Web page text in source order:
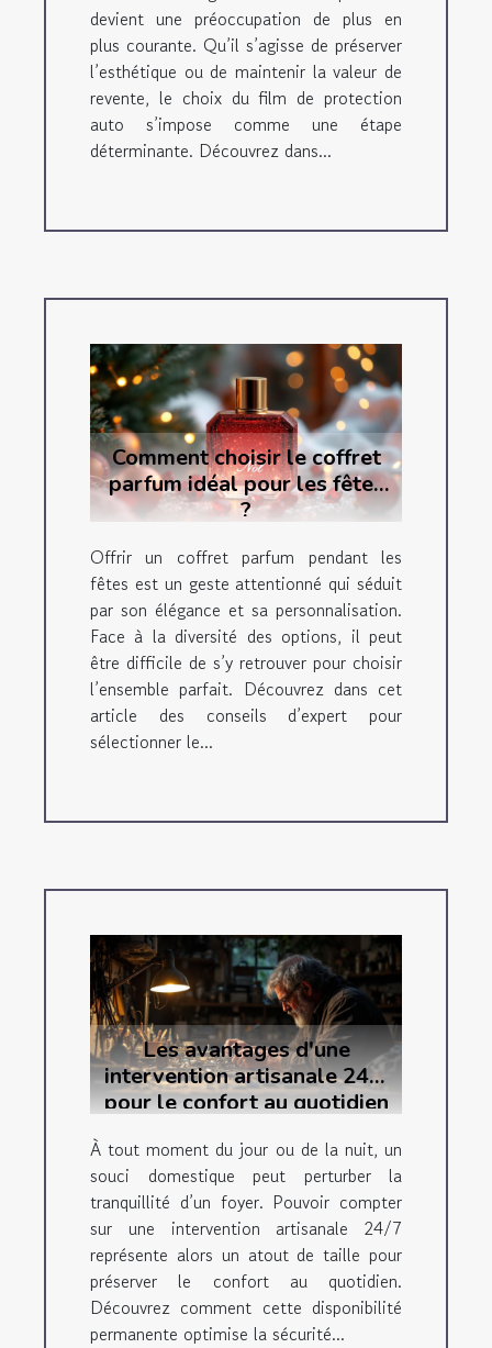
devient une préoccupation de plus en
plus courante. Qu’il s’agisse de préserver
l’esthétique ou de maintenir la valeur de
revente, le choix du film de protection
auto s’impose comme une étape
déterminante. Découvrez dans...
Comment choisir le coffret
parfum idéal pour les fêtes
?
Offrir un coffret parfum pendant les
fêtes est un geste attentionné qui séduit
par son élégance et sa personnalisation.
Face à la diversité des options, il peut
être difficile de s’y retrouver pour choisir
l’ensemble parfait. Découvrez dans cet
article des conseils d’expert pour
sélectionner le...
Les avantages d'une
intervention artisanale 24/7
pour le confort au quotidien
À tout moment du jour ou de la nuit, un
souci domestique peut perturber la
tranquillité d’un foyer. Pouvoir compter
sur une intervention artisanale 24/7
représente alors un atout de taille pour
préserver le confort au quotidien.
Découvrez comment cette disponibilité
permanente optimise la sécurité...